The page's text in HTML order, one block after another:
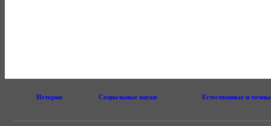
История Социальные науки Естественные и